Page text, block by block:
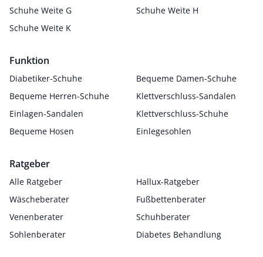
Schuhe Weite G
Schuhe Weite H
Schuhe Weite K
Funktion
Diabetiker-Schuhe
Bequeme Damen-Schuhe
Bequeme Herren-Schuhe
Klettverschluss-Sandalen
Einlagen-Sandalen
Klettverschluss-Schuhe
Bequeme Hosen
Einlegesohlen
Ratgeber
Alle Ratgeber
Hallux-Ratgeber
Wäscheberater
Fußbettenberater
Venenberater
Schuhberater
Sohlenberater
Diabetes Behandlung